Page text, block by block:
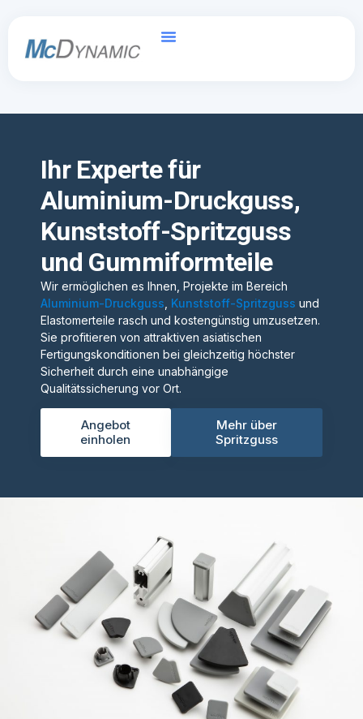
Ihr Experte für
Aluminium-Druckguss,
Kunststoff-Spritzguss
und Gummiformteile
Wir ermöglichen es Ihnen, Projekte im Bereich
Aluminium-Druckguss Kunststoff-Spritzguss und
Elastomerteile rasch und kostengünstig umzusetzen.
Sie profitieren von attraktiven asiatischen
Fertigungskonditionen bei gleichzeitig höchster
Sicherheit durch eine unabhängige
Qualitätssicherung vor Ort.
Angebot
einholen
Mehr über
Spritzguss